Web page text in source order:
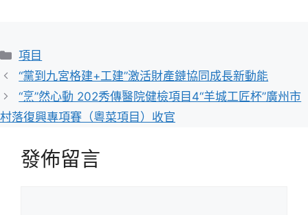
分
類
項目
“黨到九宮格建+工建”激活財產鏈協同成長新動能
“烹”然心動 202秀傳醫院健檢項目4“羊城工匠杯”廣州市
村落復興專項賽（粵菜項目）收官
發佈留言